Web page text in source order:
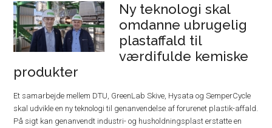
Ny teknologi skal
omdanne ubrugelig
plastaffald til
værdifulde kemiske
produkter
Et samarbejde mellem DTU, GreenLab Skive, Hysata og SemperCycle
skal udvikle en ny teknologi til genanvendelse af forurenet plastik-affald.
På sigt kan genanvendt industri- og husholdningsplast erstatte en